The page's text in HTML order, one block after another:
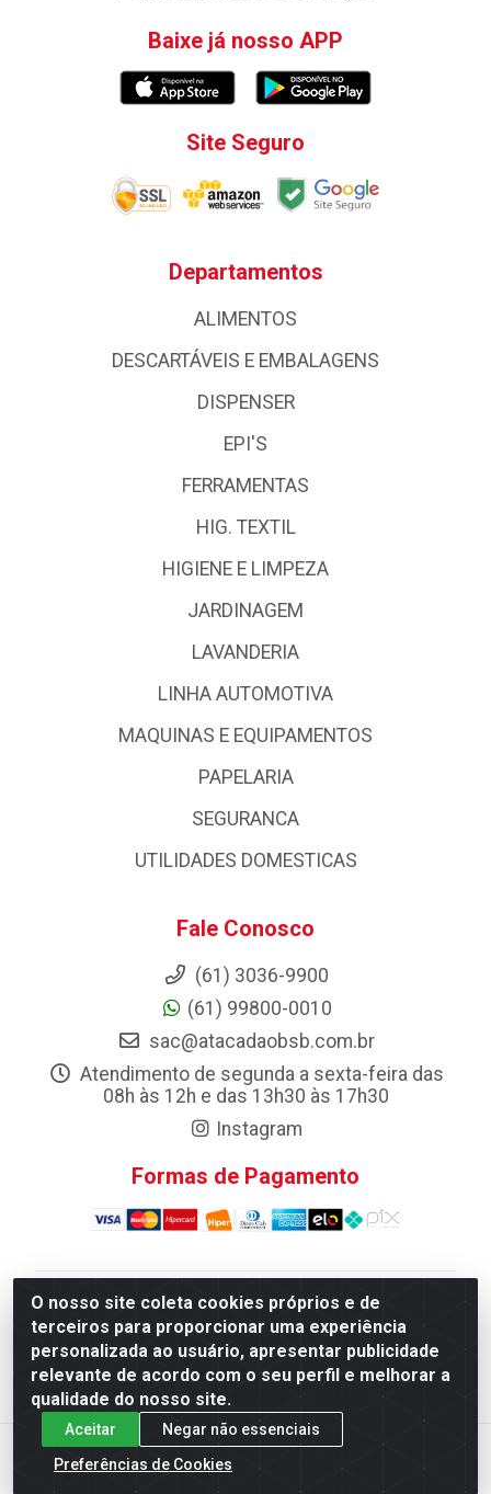
O nosso site coleta cookies próprios e de
terceiros para proporcionar uma experiência
personalizada ao usuário, apresentar publicidade
relevante de acordo com o seu perfil e melhorar a
qualidade do nosso site.
Aceitar
Negar não essenciais
Preferências de Cookies
Baixe já nosso APP
Site Seguro
Departamentos
ALIMENTOS
DESCARTÁVEIS E EMBALAGENS
DISPENSER
EPI'S
FERRAMENTAS
HIG. TEXTIL
HIGIENE E LIMPEZA
JARDINAGEM
LAVANDERIA
LINHA AUTOMOTIVA
MAQUINAS E EQUIPAMENTOS
PAPELARIA
SEGURANCA
UTILIDADES DOMESTICAS
Fale Conosco
(61) 3036-9900
(61) 99800-0010
sac@atacadaobsb.com.br
Atendimento de segunda a sexta-feira das
08h às 12h e das 13h30 às 17h30
Instagram
Formas de Pagamento
Atacadao da Limpeza F. Pereira Queiroz Comercio e
Distribuicao LTDA - Quadra Qi 10 Lotes 39 e, 41 - Setor
Industrial (Taguatinga), Brasília/DF - CEP 72.135-100 -
CNPJ 13.184.675/0001-80